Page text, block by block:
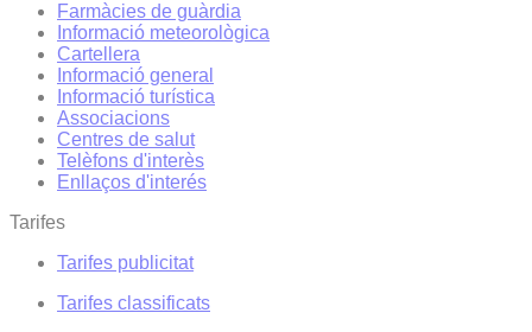
Farmàcies de guàrdia
Informació meteorològica
Cartellera
Informació general
Informació turística
Associacions
Centres de salut
Telèfons d'interès
Enllaços d'interés
Tarifes
Tarifes publicitat
Tarifes classificats